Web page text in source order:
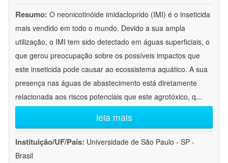
Resumo: O neonicotinóide imidacloprido (IMI) é o inseticida
mais vendido em todo o mundo. Devido a sua ampla
utilização, o IMI tem sido detectado em águas superficiais, o
que gerou preocupação sobre os possíveis impactos que
este inseticida pode causar ao ecossistema aquático. A sua
presença nas águas de abastecimento está diretamente
relacionada aos riscos potenciais que este agrotóxico, q...
leia mais
Instituição/UF/País: Universidade de São Paulo - SP -
Brasil